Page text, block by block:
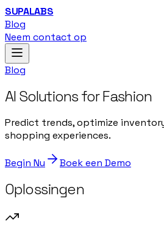
SUPALABS
Blog
Neem contact op
Blog
AI Solutions for Fashion
Predict trends, optimize
shopping experiences.
Begin Nu Boek een Demo
Oplossingen